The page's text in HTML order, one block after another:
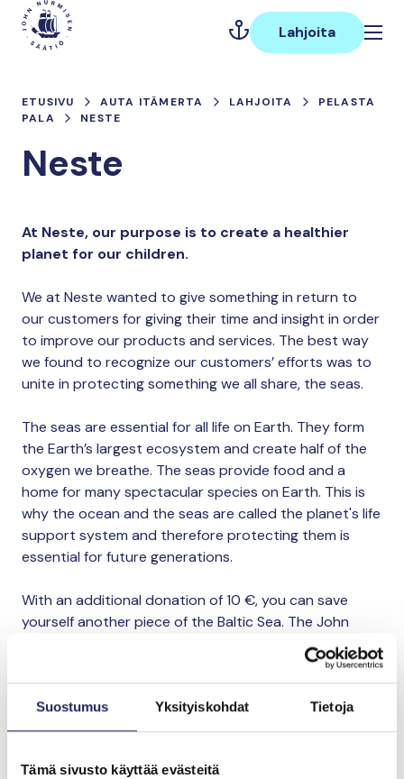
Suostumus Yksityiskohdat Tietoja
Tämä sivusto käyttää evästeitä
Hyppää
sisältöön
Päävalikko
Lahjoita
ETUSIVU AUTA ITÄMERTA LAHJOITA
PELASTA
PALA
NESTE
Neste
At Neste, our purpose is to create a healthier
planet for our children.
We at Neste wanted to give something in return to
our customers for giving their time and insight in order
to improve our products and services. The best way
we found to recognize our customers’ efforts was to
unite in protecting something we all share, the seas.
The seas are essential for all life on Earth. They form
the Earth’s largest ecosystem and create half of the
oxygen we breathe. The seas provide food and a
home for many spectacular species on Earth. This is
why the ocean and the seas are called the planet's life
support system and therefore protecting them is
essential for future generations.
With an additional donation of 10 €, you can save
yourself another piece of the Baltic Sea. The John
Nurminen Foundation uses all donations to protect
Lahjoita ja liity tähän tiimiin